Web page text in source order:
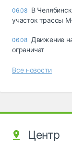
06.08 В
участок трассы
06.08 Движение
ограничат
Все новости
Центр